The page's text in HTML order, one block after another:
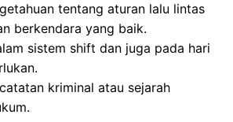
tentang aturan lalu lintas
berkendara yang baik.
sistem shift dan juga pada hari
kriminal atau sejarah